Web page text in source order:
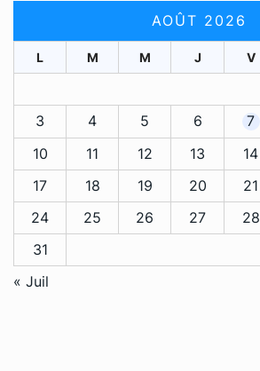
AOÛT 2026
L M M J V
3
4 5 6 7
10
11 12 13 14
17
18 19 20 21
24
25 26 27 28
31
« Juil